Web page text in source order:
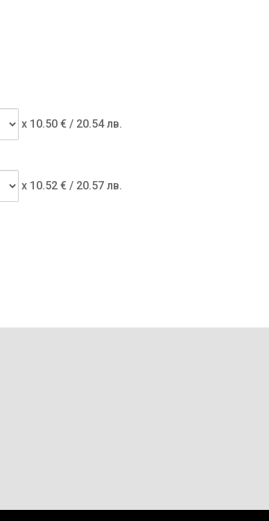
x 10.50€ / 20.54 лв.
x 10.52€ / 20.57 лв.